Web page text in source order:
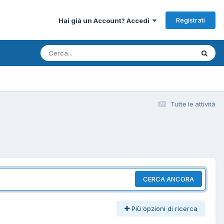
Hai già un Account? Accedi Registrati
Tutte le attività
CERCA ANCORA
Più opzioni di ricerca